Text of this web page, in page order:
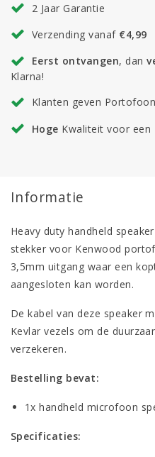
2 Jaar Garantie
Verzending vanaf €4,99
Eerst ontvangen, dan
Klarna!
Klanten geven
Hoge Kwaliteit voor een
Informatie
Heavy duty handheld
stekker voor Kenwood
3,5mm uitgang waar een
aangesloten kan worden.
De kabel van deze speaker
Kevlar vezels om de
verzekeren.
Bestelling bevat:
1x handheld microfoon
Specificaties: